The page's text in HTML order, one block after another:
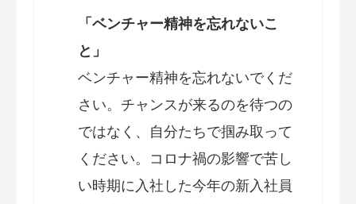
「ベンチャー精神を忘れないこ
と」
ベンチャー精神を忘れないでくだ
さい。チャンスが来るのを待つの
ではなく、自分たちで掴み取って
ください。コロナ禍の影響で苦し
い時期に入社した今年の新入社員